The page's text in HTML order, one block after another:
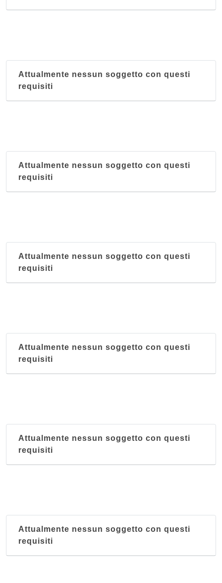
Attualmente nessun soggetto con questi
requisiti
Attualmente nessun soggetto con questi
requisiti
Attualmente nessun soggetto con questi
requisiti
Attualmente nessun soggetto con questi
requisiti
Attualmente nessun soggetto con questi
requisiti
Attualmente nessun soggetto con questi
requisiti